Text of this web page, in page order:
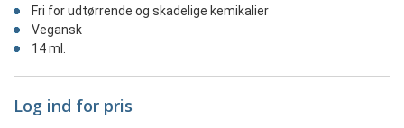
Fri for udtørrende og skadelige kemikalier
Vegansk
14 ml.
Log ind for pris